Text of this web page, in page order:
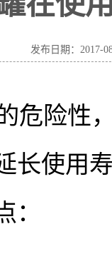
发布日期：2017-
危险性
长使用
：